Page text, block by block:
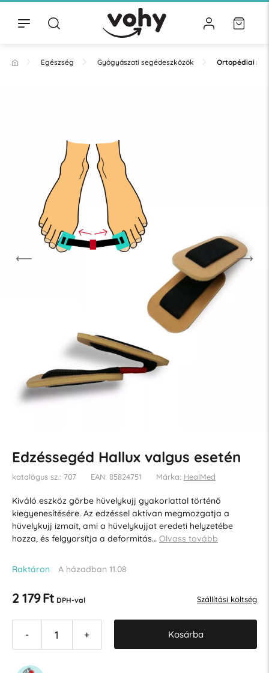
Egészség Gyógyászati segédeszközök Ortopédiai
Edzéssegéd Hallux valgus esetén
katalógus sz.: 707 EAN: 85824751 Márka: HealMed
Kiváló eszköz görbe hüvelykujj gyakorlattal történő
kiegyenesítésére. Az edzéssel aktívan megmozgatja a
hüvelykujj izmait, ami a hüvelykujjat eredeti helyzetébe
hozza, és felgyorsítja a deformitás… Olvass tovább
Raktáron A házadban 11.08
2 179 Ft DPH-val Szállítási költség
- + Kosárba